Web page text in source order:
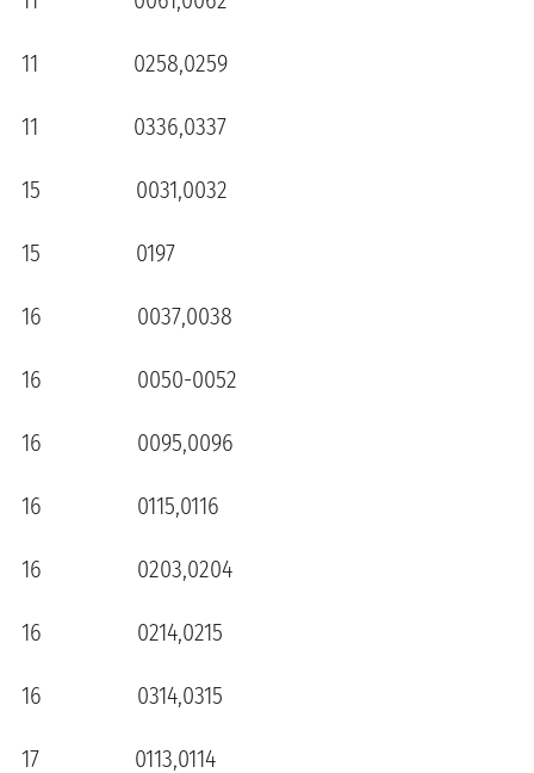
11 0258,0259
11 0336,0337
15 0031,0032
15 0197
16 0037,0038
16 0050-0052
16 0095,0096
16 0115,0116
16 0203,0204
16 0214,0215
16 0314,0315
17 0113,0114